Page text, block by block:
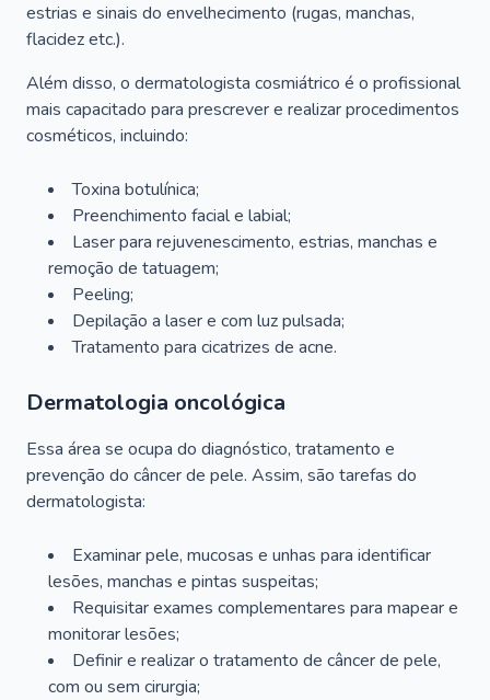
estrias e sinais do envelhecimento (rugas, manchas,
flacidez etc.).
Além disso, o dermatologista cosmiátrico é o profissional
mais capacitado para prescrever e realizar procedimentos
cosméticos, incluindo:
Toxina botulínica;
Preenchimento facial e labial;
Laser para rejuvenescimento, estrias, manchas e
remoção de tatuagem;
Peeling;
Depilação a laser e com luz pulsada;
Tratamento para cicatrizes de acne.
Dermatologia oncológica
Essa área se ocupa do diagnóstico, tratamento e
prevenção do câncer de pele. Assim, são tarefas do
dermatologista:
Examinar pele, mucosas e unhas para identificar
lesões, manchas e pintas suspeitas;
Requisitar exames complementares para mapear e
monitorar lesões;
Definir e realizar o tratamento de câncer de pele,
com ou sem cirurgia;